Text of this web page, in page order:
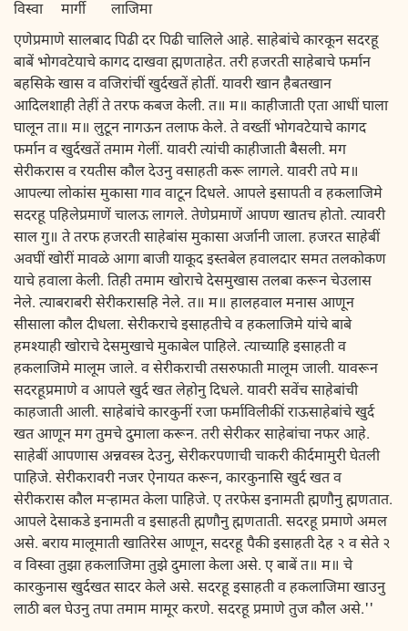
विस्वा मार्गी लाजिमा
एणेप्रमाणे सालबाद पिढी दर पिढी चालिले आहे. साहेबांचे कारकून सदरहू
बाबें भोगवटेयाचे कागद दाखवा ह्मणताहेत. तरी हजरती साहेबाचे फर्मान
बहसिके खास व वजिरांचीं खुर्दखतें होतीं. यावरी खान हैबतखान
आदिलशाही तेहीं ते तरफ कबज केली. त॥ म॥ काहीजाती एता आधीं घाला
घालून ता॥ म॥ लुटून नागऊन तलाफ केले. ते वख्तीं भोगवटेयाचे कागद
फर्मान व खुर्दखतें तमाम गेलीं. यावरी त्यांची काहीजाती बैसली. मग
सेरीकरास व रयतीस कौल देउनु वसाहती करू लागले. यावरी तपे म॥
आपल्या लोकांस मुकासा गाव वाटून दिधले. आपले इसापती व हकलाजिमे
सदरहू पहिलेप्रमाणें चालऊ लागले. तेणेप्रमाणें आपण खातच होतो. त्यावरी
साल गु॥ ते तरफ हजरती साहेबांस मुकासा अर्जानी जाला. हजरत साहेबीं
अवघीं खोरीं मावळे आगा बाजी याकूद इस्तबेल हवालदार समत तलकोकण
याचे हवाला केली. तिही तमाम खोराचे देसमुखास तलबा करून चेउलास
नेले. त्याबराबरी सेरीकरासहि नेले. त॥ म॥ हालहवाल मनास आणून
सीसाला कौल दीधला. सेरीकराचे इसाहतीचे व हकलाजिमे यांचे बाबे
हमश्याही खोराचे देसमुखाचे मुकाबेल पाहिले. त्याच्याहि इसाहती व
हकलाजिमे मालूम जाले. व सेरीकराची तसरुफाती मालूम जाली. यावरून
सदरहूप्रमाणे व आपले खुर्द खत लेहोनु दिधले. यावरी सवेंच साहेबांची
काहजाती आली. साहेबांचे कारकुनीं रजा फर्माविलीकीं राऊसाहेबांचे खुर्द
खत आणून मग तुमचे दुमाला करून. तरी सेरीकर साहेबांचा नफर आहे.
साहेबीं आपणास अन्नवस्त्र देउनु, सेरीकरपणाची चाकरी कीर्दमामुरी घेतली
पाहिजे. सेरीकरावरी नजर ऐनायत करून, कारकुनासि खुर्द खत व
सेरीकरास कौल मर्‍हामत केला पाहिजे. ए तरफेस इनामती ह्मणौनु ह्मणतात.
आपले देसाकडे इनामती व इसाहती ह्मणौनु ह्मणताती. सदरहू प्रमाणे अमल
असे. बराय मालूमाती खातिरेस आणून, सदरहू पैकी इसाहती देह २ व सेते २
व विस्वा तुझा हकलाजिमा तुझे दुमाला केला असे. ए बाबें त॥ म॥ चे
कारकुनास खुर्दखत सादर केले असे. सदरहू इसाहती व हकलाजिमा खाउनु
लाठी बल घेउनु तपा तमाम मामूर करणे. सदरहू प्रमाणे तुज कौल असे.''